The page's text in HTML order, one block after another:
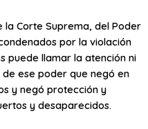
la Corte Suprema, del Poder
por la violación
puede llamar la atención ni
ese poder que negó en
y negó protección y
y desaparecidos.